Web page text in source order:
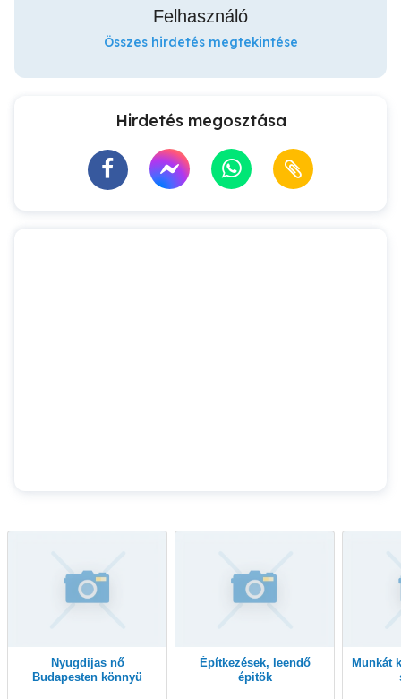
Felhasználó
Összes hirdetés megtekintése
Hirdetés megosztása
Nyugdijas nő
Budapesten könnyü
Építkezések, leendő
épitök
Munkát keresek a magam